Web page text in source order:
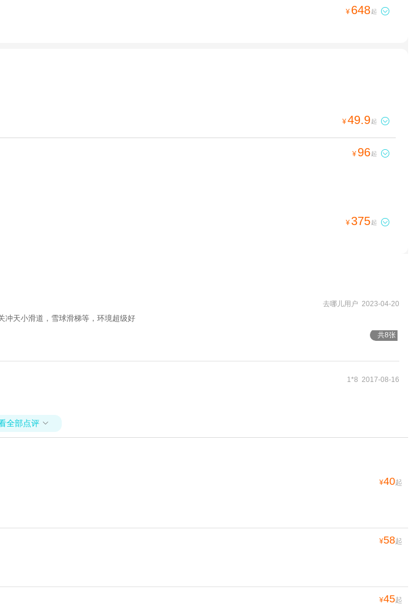
¥ 648起 
¥49.9起 
¥ 96起 
¥375起 
去哪儿用户 2023-04-20
冲天小滑道，雪球滑梯等，环境超级好
共8张
1*8 2017-08-16
全部点评 
¥40起
¥58起
¥45起